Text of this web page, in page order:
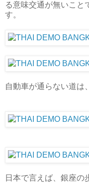
る意味交通が無いこと
す。
自動車が通らない道は
日本で言えば、銀座の